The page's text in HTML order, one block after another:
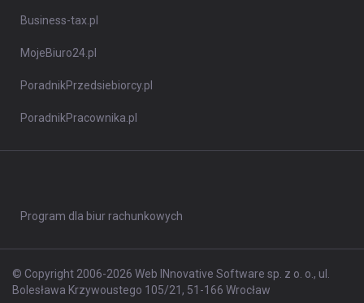
Business-tax.pl
MojeBiuro24.pl
PoradnikPrzedsiebiorcy.pl
PoradnikPracownika.pl
Program dla biur rachunkowych
© Copyright 2006-2026 Web INnovative Software sp. z o. o., ul.
Bolesława Krzywoustego 105/21, 51-166 Wrocław